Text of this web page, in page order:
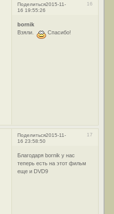
Поделиться 16
2015-11-
16 19:55:26
bornik
Взяли.
Спасибо!
Поделиться 17
2015-11-
16 23:58:50
Благодаря bornik у нас
теперь есть на этот фильм
еще и DVD9